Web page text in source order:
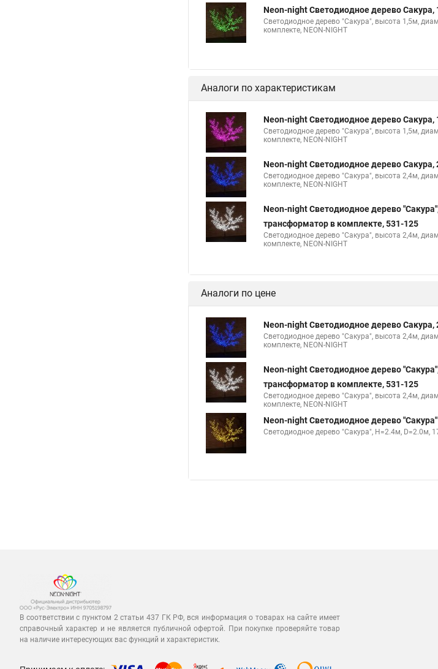
Neon-night Светодиодное дерево Сакура,
Светодиодное дерево "Сакура", высота 1,5м,
комплекте, NEON-NIGHT
Аналоги по характеристикам
Neon-night Светодиодное дерево Сакура,
Светодиодное дерево "Сакура", высота 1,5м,
комплекте, NEON-NIGHT
Neon-night Светодиодное дерево Сакура,
Светодиодное дерево "Сакура", высота 2,4м,
комплекте, NEON-NIGHT
Neon-night Светодиодное дерево
трансформатор в комплекте, 531-125
Светодиодное дерево "Сакура", высота 2,4м,
комплекте, NEON-NIGHT
Аналоги по цене
Neon-night Светодиодное дерево Сакура,
Светодиодное дерево "Сакура", высота 2,4м,
комплекте, NEON-NIGHT
Neon-night Светодиодное дерево
трансформатор в комплекте, 531-125
Светодиодное дерево "Сакура", высота 2,4м,
комплекте, NEON-NIGHT
Neon-night Светодиодное дерево
Светодиодное дерево "Сакура", H=2.4м, D=2.0м,
В соответствии с пунктом 2 статьи 437 ГК РФ, вся информация о товарах на сайте имеет
справочный характер и не является публичной офертой. При покупке проверяйте товар
на наличие интересующих вас функций и характеристик.